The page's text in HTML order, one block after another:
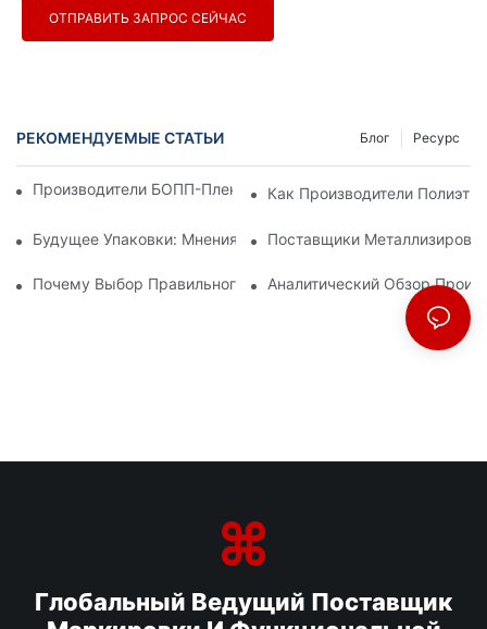
ОТПРАВИТЬ ЗАПРОС СЕЙЧАС
РЕКОМЕНДУЕМЫЕ СТАТЬИ Ресурс
Блог
Производители БОПП-Пленки: Основа Гибкой Упаковки
Как Производители
Будущее Упаковки: Мнения Ведущих Производителей
Поставщики
Почему Выбор Правильного Поставщика БОПП-Пленки
Аналитический Обзор
Глобальный Ведущий Поставщик